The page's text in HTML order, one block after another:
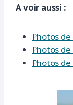
A voir aussi :
Photos
Photos
Photos